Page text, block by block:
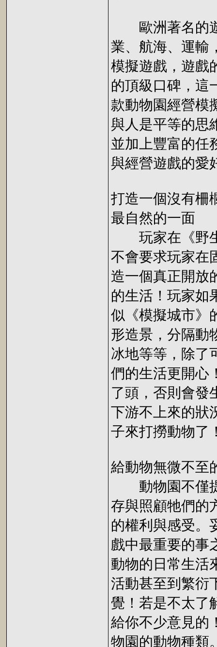
歐洲著名的遊
業、航海、運輸
模擬遊戲，遊戲
的頂級口碑，這
款動物園經營模
與人是平等的思
並加上豐富的任
與經營遊戲的愛
打造一個沒有柵
最自然的一面
玩家在《野生
不會要求玩家在
造一個真正開放
的生活！玩家如
似《模擬城市》
形造景，分隔動
冰地等等，除了
們的生活更開心
了頭，否則會發
下游不上來的狀
子來打撈動物了
給動物無微不至
動物園不僅提
存與照顧牠們的
的權利與感受。
戲中最重要的事
動物的日常生活
活動甚至到繁衍
覺！若是不太了
給你不少意見的
物園的動物種類